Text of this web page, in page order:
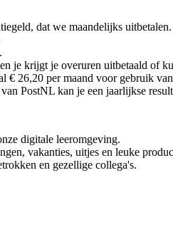
dat we maandelijks uitbetalen.
je krijgt je overuren uitbetaald of
€ 26,20 per maand voor gebruik
PostNL kan je een jaarlijkse
digitale leeromgeving.
vakanties, uitjes en leuke
en gezellige collega's.